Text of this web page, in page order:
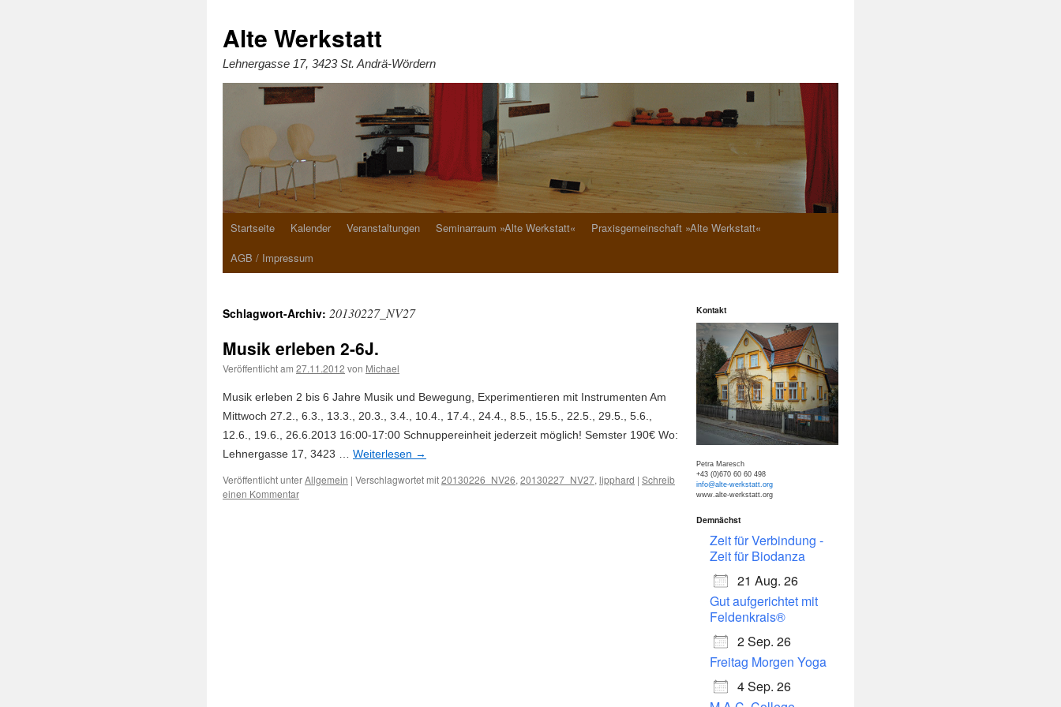
Alte Werkstatt
Lehnergasse 17, 3423 St. Andrä-Wördern
Startseite Kalender Veranstaltungen Seminarraum »Alte Werkstatt«
Praxisgemeinschaft »Alte Werkstatt«
AGB / Impressum
Schlagwort-Archiv: 20130227_NV27
Musik erleben 2-6J.
Veröffentlicht am 27.11.2012 von Michael
Musik erleben 2 bis 6 Jahre Musik und Bewegung, Experimentieren mit Instrumenten Am
Mittwoch 27.2., 6.3., 13.3., 20.3., 3.4., 10.4., 17.4., 24.4., 8.5., 15.5., 22.5., 29.5., 5.6.,
12.6., 19.6., 26.6.2013 16:00-17:00 Schnuppereinheit jederzeit möglich! Semster 190€ Wo:
Lehnergasse 17, 3423 … Weiterlesen →
Veröffentlicht unterAllgemein | Verschlagwortet mit20130226_NV26, 20130227_NV27, lipphard | Schreib
einen Kommentar
Kontakt
Petra Maresch
+43 (0)670 60 60 498
info@alte-werkstatt.org
www.alte-werkstatt.org
Demnächst
Zeit für Verbindung -
Zeit für Biodanza
21 Aug. 26
Gut aufgerichtet mit
Feldenkrais®
2 Sep. 26
Freitag Morgen Yoga
4 Sep. 26